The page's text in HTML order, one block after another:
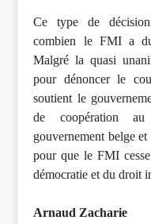
Ce type de
combien le FMI a
Malgré la quasi
pour dénoncer le
soutient le
de coopération au
gouvernement belge
pour que le FMI
démocratie et du droit
Arnaud Zacharie